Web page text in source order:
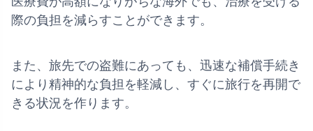
際の負担を減らすことができます。
また、旅先での盗難にあっても、迅速な補償手続き
により精神的な負担を軽減し、すぐに旅行を再開で
きる状況を作ります。